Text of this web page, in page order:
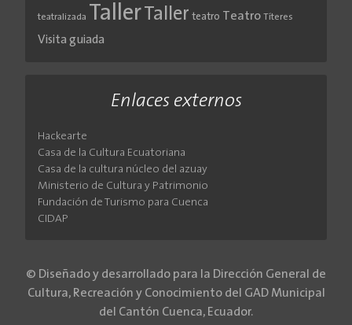
teatralizada Taller Taller teatro Teatro Títeres
Visita guiada
Enlaces externos
Hackearte
Casa de la Cultura Ecuatoriana
Casa de la cultura núcleo del azuay
Ministerio de Cultura y Patrimonio
Fundación de Turismo para Cuenca
CIDAP
© Diseñado y desarrollado para la Dirección General de
Cultura, Recreación y Conocimiento del GAD Municipal
del Cantón Cuenca, Ecuador.